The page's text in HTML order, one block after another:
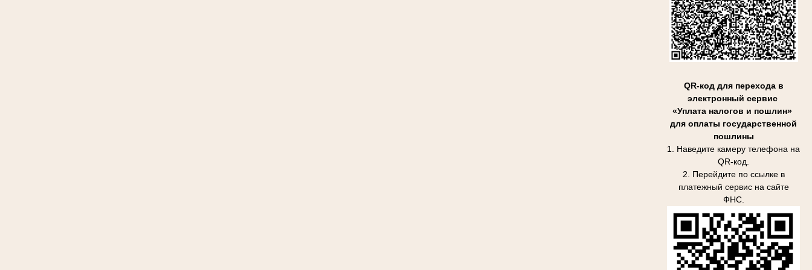
QR-код для перехода в
электронный сервис
«Уплата налогов и пошлин»
для оплаты государственной
пошлины
1. Наведите камеру телефона на
QR-код.
2. Перейдите по ссылке в
платежный сервис на сайте
ФНС.